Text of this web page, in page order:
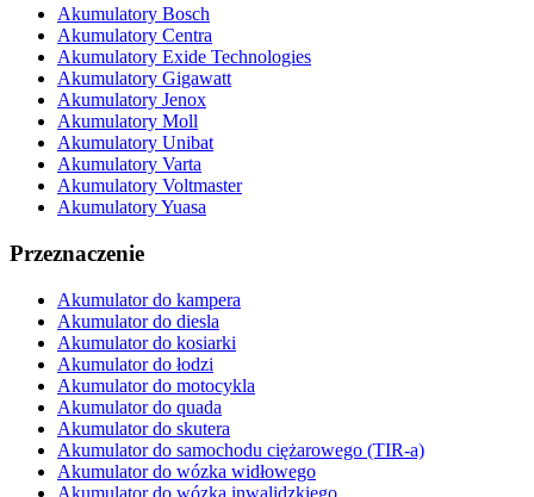
Akumulatory Bosch
Akumulatory Centra
Akumulatory Exide Technologies
Akumulatory Gigawatt
Akumulatory Jenox
Akumulatory Moll
Akumulatory Unibat
Akumulatory Varta
Akumulatory Voltmaster
Akumulatory Yuasa
Przeznaczenie
Akumulator do kampera
Akumulator do diesla
Akumulator do kosiarki
Akumulator do łodzi
Akumulator do motocykla
Akumulator do quada
Akumulator do skutera
Akumulator do samochodu ciężarowego (TIR-a)
Akumulator do wózka widłowego
Akumulator do wózka inwalidzkiego